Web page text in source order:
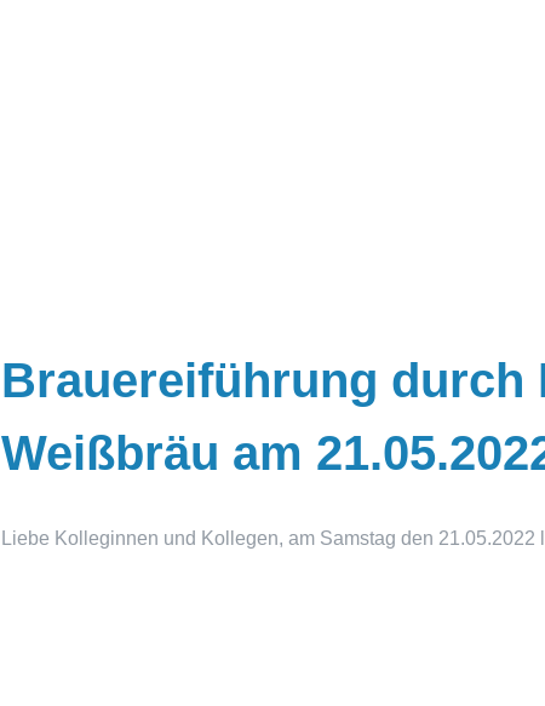
Brauereiführung durch
Weißbräu am
Liebe Kolleginnen und Kollegen, am Samstag den